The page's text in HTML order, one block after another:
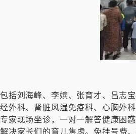
包括刘海峰、李嫔、张育才、吕志
经外科、肾脏风湿免疫科、心胸外
专家现场坐诊，一对一解答健康困
解决家长们的育儿焦虑。免挂号费